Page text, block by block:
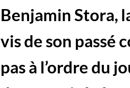
Benjamin Stora,
vis de son passé
pas à l’ordre du